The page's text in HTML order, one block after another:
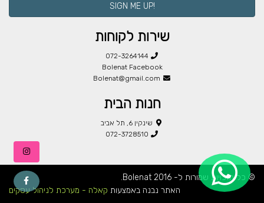
!SIGN ME UP
שירות לקוחות
072-3264144
Bolenat Facebook
Bolenat@gmail.com
חנות הבית
שינקין 6, תל אביב
072-3728510
© כל הזכויות שמורות ל- Bolenat 2016.
האתר נבנה באמצעות קאלה - מערכת לניהול עסקים